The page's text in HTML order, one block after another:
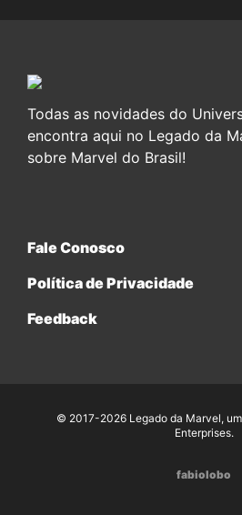
Todas as novidades do
encontra aqui no Legado da
sobre Marvel do Brasil!
Fale Conosco
Política de Privacidade
Feedback
© 2017-2026 Legado da Marvel,
Enterprises.
fabiolobo